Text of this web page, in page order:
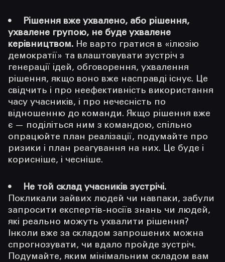
Рішення вже ухвалено, або рішення,
ухвалене групою, не буде ухвалене
керівництвом. Не варто гратися в «ілюзію
демократії» та влаштовувати зустріч з
генерації ідей, обговорення, ухвалення
рішення, якщо воно вже насправді існує. Це
свідчить і про неефективність використання
часу учасників, і про нечесність по
відношенню до команди. Якщо рішення вже
є — поділіться ним з командою, спільно
опрацюйте план реалізації, подумайте про
ризики і план реагування на них. Це буде і
корисніше, і чесніше.
Не той склад учасників зустрічі.
Покликали зайвих людей чи навпаки, забули
запросити експертів-носіїв знань чи людей,
які реально можуть ухвалити рішення?
Інколи вже за складом запрошених можна
спрогнозувати, чи вдало пройде зустріч.
Подумайте, яким мінімальним складом вам